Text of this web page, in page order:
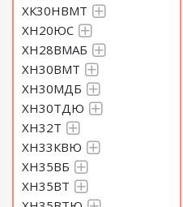
ХК30НВМТ
ХН20ЮС
ХН28ВМАБ
ХН30ВМТ
ХН30МДБ
ХН30ТДЮ
ХН32Т
ХН33КВЮ
ХН35ВБ
ХН35ВТ